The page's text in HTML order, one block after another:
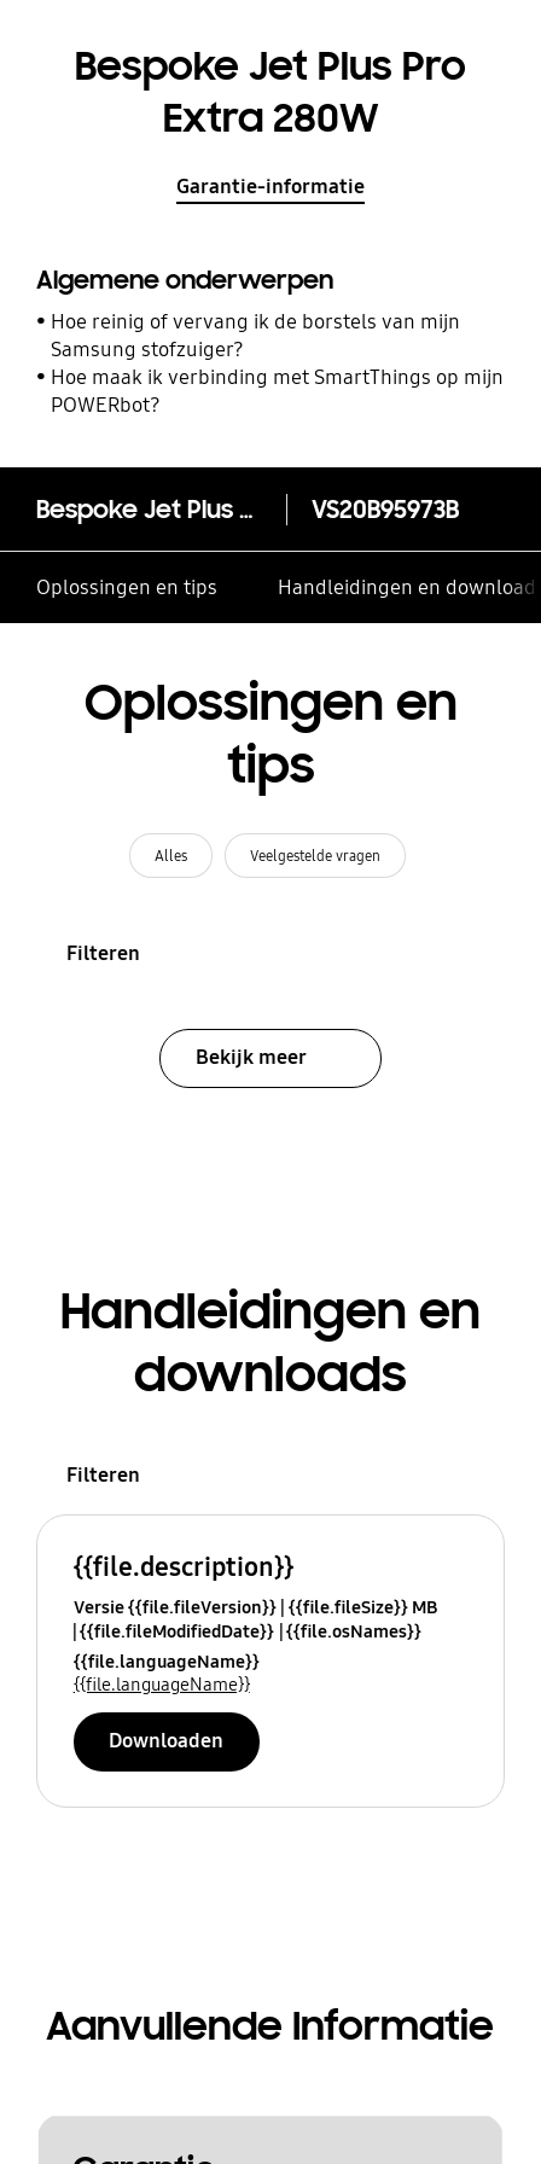
Bespoke Jet Plus Pro
Extra 280W
Garantie-informatie
Algemene onderwerpen
Hoe reinig of vervang ik de borstels van mijn
Samsung stofzuiger?
Hoe maak ik verbinding met SmartThings op mijn
POWERbot?
Bespoke Jet Plus Pro Extra 280W VS20B95973B
Oplossingen en tips Handleidingen en
Oplossingen en
tips
Alles Veelgestelde vragen
Filteren
Bekijk meer
Handleidingen en
downloads
Filteren
{{file.description}}
Versie {{file.fileVersion}} {{file.fileSize}} MB
{{file.fileModifiedDate}} {{file.osNames}}
{{file.languageName}}
{{file.languageName}}
Downloaden
Aanvullende Informatie